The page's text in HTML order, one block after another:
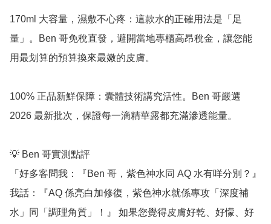
170ml 大容量，濕敷不心疼：這款水的正確用法是「足
量」。Ben 哥免稅直發，避開當地專櫃高昂稅金，讓您能
用最划算的預算換來最嫩的皮膚。
100% 正品新鮮保障：囊體技術講究活性。Ben 哥嚴選
2026 最新批次，保證每一滴精華露都充滿滲透能量。
💡 Ben 哥實測點評
「好多客問我：『Ben 哥，紫色神水同 AQ 水有咩分別？』
我話：『AQ 係亮白加修復，紫色神水就係專攻「深度補
水」同「調理角質」！』 如果您覺得皮膚好乾、好懞、好